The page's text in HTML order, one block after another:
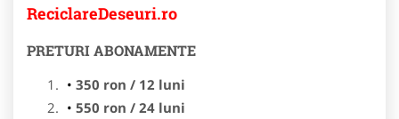
ReciclareDeseuri.ro
PRETURI ABONAMENTE
350 ron / 12 luni
550 ron / 24 luni